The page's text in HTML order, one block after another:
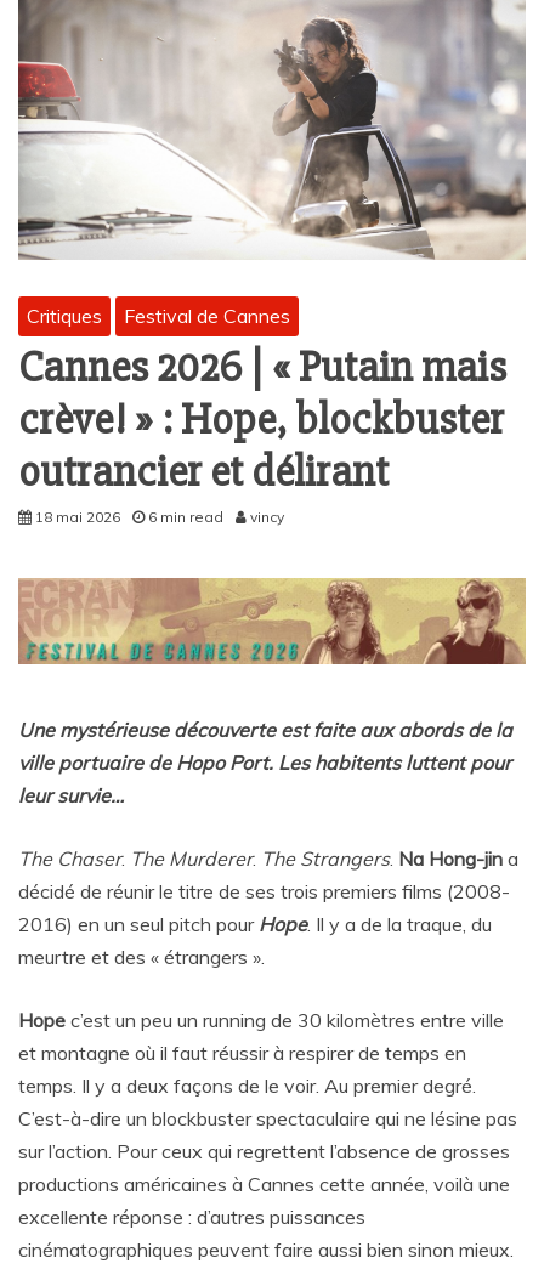
Critiques Festival de Cannes
Cannes 2026 | « Putain mais
crève! » : Hope, blockbuster
outrancier et délirant
18 mai 2026 6 min read vincy
Une mystérieuse découverte est faite aux abords de la
ville portuaire de Hopo Port. Les habitents luttent pour
leur survie…
The Chaser. The Murderer. The Strangers. Na Hong-jin a
décidé de réunir le titre de ses trois premiers films (2008-
2016) en un seul pitch pour Hope. Il y a de la traque, du
meurtre et des « étrangers ».
Hope c’est un peu un running de 30 kilomètres entre ville
et montagne où il faut réussir à respirer de temps en
temps. Il y a deux façons de le voir. Au premier degré.
C’est-à-dire un blockbuster spectaculaire qui ne lésine pas
sur l’action. Pour ceux qui regrettent l’absence de grosses
productions américaines à Cannes cette année, voilà une
excellente réponse : d’autres puissances
cinématographiques peuvent faire aussi bien sinon mieux.